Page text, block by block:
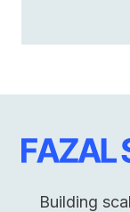
Building